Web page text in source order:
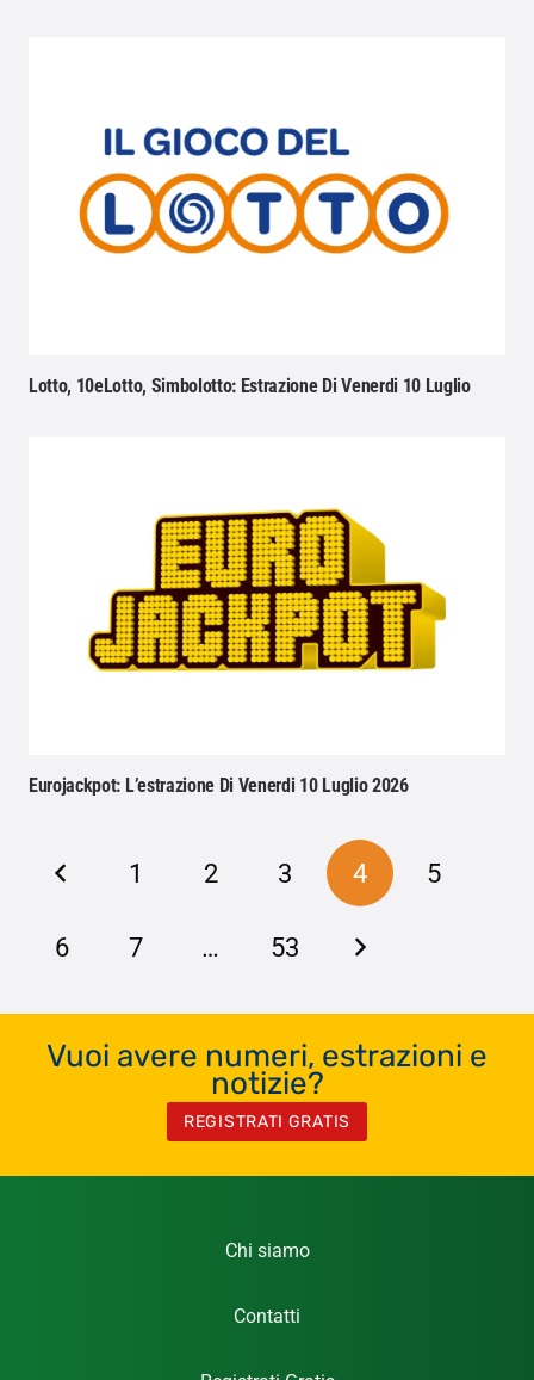
Lotto, 10eLotto, Simbolotto: Estrazione Di Venerdi 10 Luglio
Eurojackpot: L’estrazione Di Venerdi 10 Luglio 2026
1 2 3 4 5
6 7 … 53
Vuoi avere numeri, estrazioni e
notizie?
REGISTRATI GRATIS
Chi siamo
Contatti